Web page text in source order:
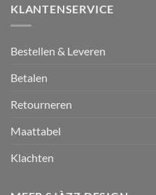
KLANTENSERVICE
Bestellen & Leveren
Betalen
Retourneren
Maattabel
Klachten